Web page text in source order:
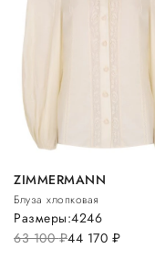
ZIMMERMANN
Блуза хлопковая
63 100руб.44 170 руб.
Размеры:4246